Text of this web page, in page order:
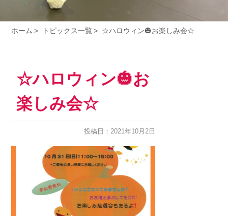
ホーム トピックス一覧 ☆ハロウィン🎃お楽しみ会☆
☆ハロウィン🎃お
楽しみ会☆
投稿日：2021年10月2日